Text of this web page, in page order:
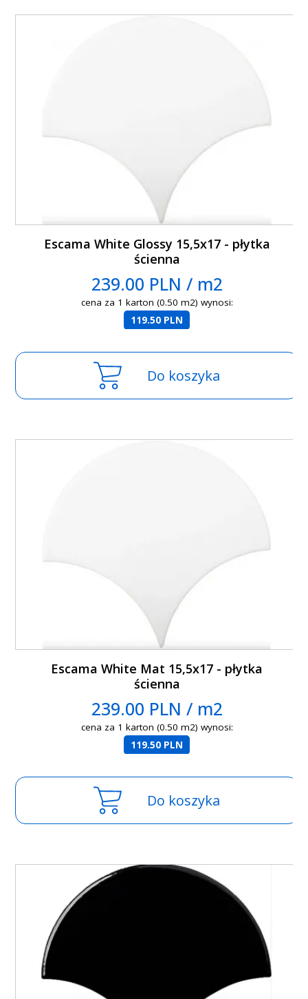
Escama White Glossy 15,5x17 - płytka
ścienna
239.00 PLN / m2
cena za 1 karton (0.50 m2) wynosi:
119.50 PLN
Do koszyka
Escama White Mat 15,5x17 - płytka
ścienna
239.00 PLN / m2
cena za 1 karton (0.50 m2) wynosi:
119.50 PLN
Do koszyka